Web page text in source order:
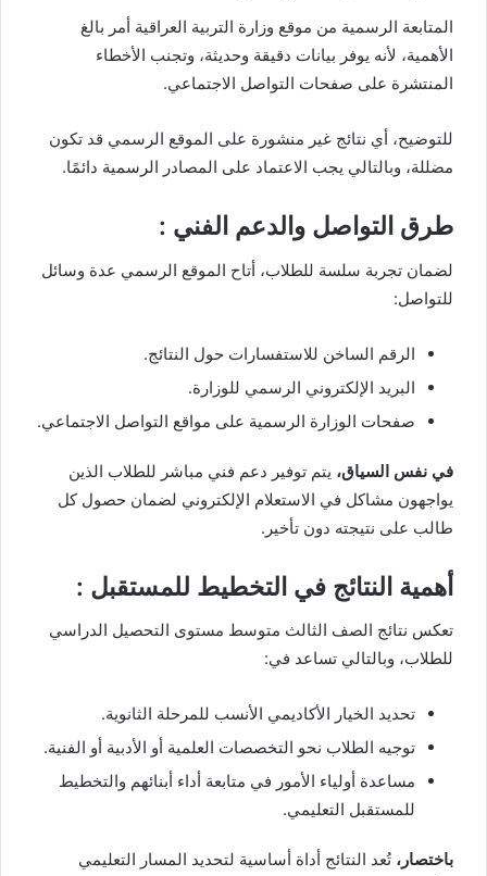
المتابعة الرسمية من موقع وزارة التربية العراقية أمر بالغ
الأهمية، لأنه يوفر بيانات دقيقة وحديثة، وتجنب الأخطاء
المنتشرة على صفحات التواصل الاجتماعي.
للتوضيح، أي نتائج غير منشورة على الموقع الرسمي قد تكون
مضللة، وبالتالي يجب الاعتماد على المصادر الرسمية دائمًا.
طرق التواصل والدعم الفني :
لضمان تجربة سلسة للطلاب، أتاح الموقع الرسمي عدة وسائل
للتواصل:
الرقم الساخن للاستفسارات حول النتائج.
البريد الإلكتروني الرسمي للوزارة.
صفحات الوزارة الرسمية على مواقع التواصل الاجتماعي.
في نفس السياق، يتم توفير دعم فني مباشر للطلاب الذين
يواجهون مشاكل في الاستعلام الإلكتروني لضمان حصول كل
طالب على نتيجته دون تأخير.
أهمية النتائج في التخطيط للمستقبل :
تعكس نتائج الصف الثالث متوسط مستوى التحصيل الدراسي
للطلاب، وبالتالي تساعد في:
تحديد الخيار الأكاديمي الأنسب للمرحلة الثانوية.
توجيه الطلاب نحو التخصصات العلمية أو الأدبية أو الفنية.
مساعدة أولياء الأمور في متابعة أداء أبنائهم والتخطيط
للمستقبل التعليمي.
باختصار، تُعد النتائج أداة أساسية لتحديد المسار التعليمي